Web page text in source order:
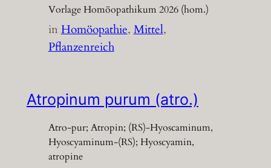
Vorlage Homöopathikum 2026 (hom.)
inHomöopathie, Mittel
Pflanzenreich
Atropinum purum (atro.)
Atro-pur; Atropin; (RS)-Hyoscaminum,
Hyoscyaminum-(RS); Hyoscyamin,
atropine